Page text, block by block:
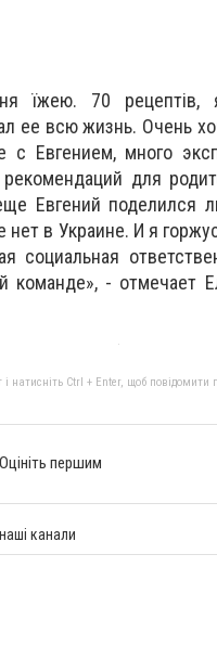
їжею. 70 рецептів,
ее всю жизнь. Очень
с Евгением, много
для
Евгений поделился
нет в Украине. И я
социальная
- отмечает
натисніть Ctrl + Enter, щоб повідомити
Оцініть першим
канали